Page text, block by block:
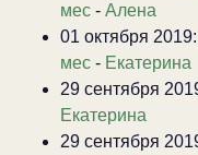
мес - Алена
01 октября 2019:
мес - Екатерина
29 сентября
Екатерина
29 сентября